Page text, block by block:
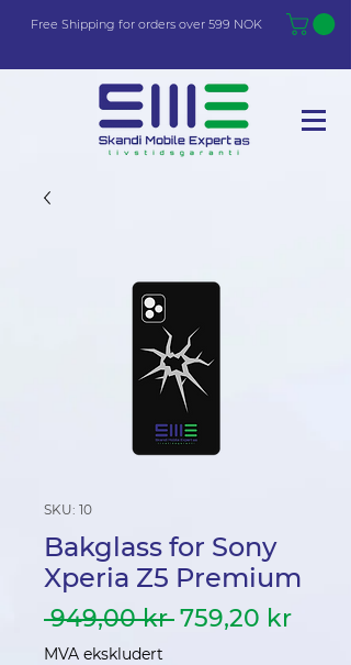
Free Shipping for orders over 599 NOK
SKU: 10
Bakglass for Sony
Xperia Z5 Premium
949,00 kr Vanlig
759,20 kr
MVA ekskludert